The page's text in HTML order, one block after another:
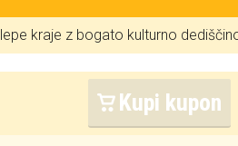
kraje z bogato kulturno
Kupi kupon